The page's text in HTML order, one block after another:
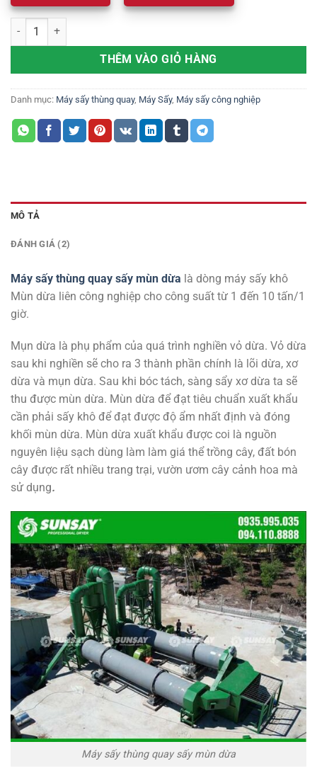
Máy sấy thùng quay sấy mùn dừa số lượng
THÊM VÀO GIỎ HÀNG
Danh mục: Máy sấy thùng quay, Máy Sấy, Máy sấy công nghiệp
MÔ TẢ
ĐÁNH GIÁ (2)
Máy sấy thùng quay sấy mùn dừa là dòng máy sấy khô
Mùn dừa liên công nghiệp cho công suất từ 1 đến 10 tấn/1
giờ.
Mụn dừa là phụ phẩm của quá trình nghiền vỏ dừa. Vỏ dừa
sau khi nghiền sẽ cho ra 3 thành phần chính là lõi dừa, xơ
dừa và mụn dừa. Sau khi bóc tách, sàng sẩy xơ dừa ta sẽ
thu được mùn dừa. Mùn dừa để đạt tiêu chuẩn xuất khẩu
cần phải sấy khô để đạt được độ ẩm nhất định và đóng
khối mùn dừa. Mùn dừa xuất khẩu được coi là nguồn
nguyên liệu sạch dùng làm làm giá thể trồng cây, đất bón
cây được rất nhiều trang trại, vườn ươm cây cảnh hoa mà
sử dụng.
Máy sấy thùng quay sấy mùn dừa